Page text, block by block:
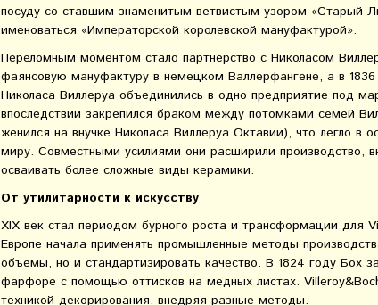
посуду со ставшим знаменитым ветвистым узором «Старый
именоваться «Императорской королевской мануфактурой».
Переломным моментом стало партнерство с Николасом
фаянсовую мануфактуру в немецком Валлерфангене, а в
Николаса Виллеруа объединились в одно предприятие под
впоследствии закрепился браком между потомками семей
женился на внучке Николаса Виллеруа Октавии), что легло в
миру. Совместными усилиями они расширили производство,
осваивать более сложные виды керамики.
От утилитарности к искусству
XIX век стал периодом бурного роста и трансформации для
Европе начала применять промышленные методы
объемы, но и стандартизировать качество. В 1824 году Бох
фарфоре с помощью оттисков на медных листах.
техникой декорирования, внедряя разные методы.